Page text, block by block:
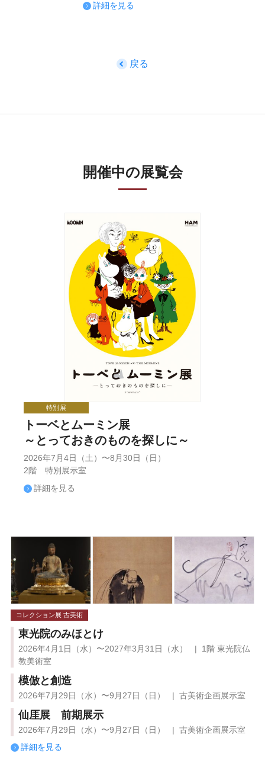
詳細を見る
戻る
開催中の展覧会
特別展
トーベとムーミン展
～とっておきのものを探しに～
2026年7月4日（土）〜8月30日（日）
2階 特別展示室
詳細を見る
コレクション展 古美術
東光院のみほとけ
2026年4月1日（水）〜2027年3月31日（水） | 1階 東光院仏
教美術室
模倣と創造
2026年7月29日（水）〜9月27日（日） | 古美術企画展示室
仙厓展 前期展示
2026年7月29日（水）〜9月27日（日） | 古美術企画展示室
詳細を見る